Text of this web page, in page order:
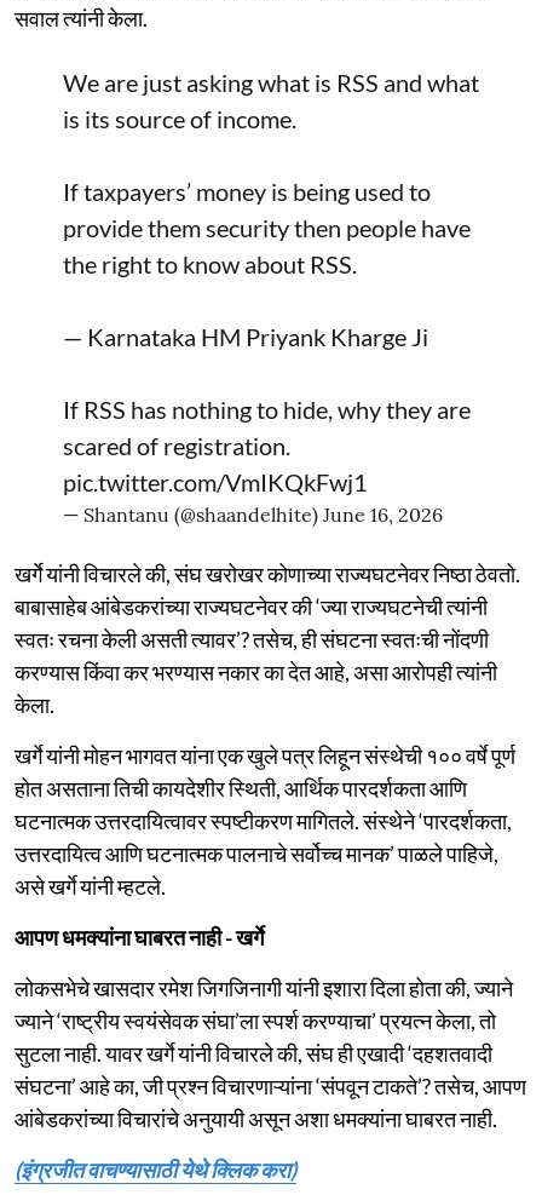
सवाल त्यांनी केला.
We are just asking what is RSS and what
is its source of income.
If taxpayers’ money is being used to
provide them security then people have
the right to know about RSS.
— Karnataka HM Priyank Kharge Ji
If RSS has nothing to hide, why they are
scared of registration.
pic.twitter.com/VmIKQkFwj1
— Shantanu (@shaandelhite) June 16, 2026
खर्गे यांनी विचारले की, संघ खरोखर कोणाच्या राज्यघटनेवर निष्ठा ठेवतो.
बाबासाहेब आंबेडकरांच्या राज्यघटनेवर की ‘ज्या राज्यघटनेची त्यांनी
स्वतः रचना केली असती त्यावर’? तसेच, ही संघटना स्वतःची नोंदणी
करण्यास किंवा कर भरण्यास नकार का देत आहे, असा आरोपही त्यांनी
केला.
खर्गे यांनी मोहन भागवत यांना एक खुले पत्र लिहून संस्थेची १०० वर्षे पूर्ण
होत असताना तिची कायदेशीर स्थिती, आर्थिक पारदर्शकता आणि
घटनात्मक उत्तरदायित्वावर स्पष्टीकरण मागितले. संस्थेने ‘पारदर्शकता,
उत्तरदायित्व आणि घटनात्मक पालनाचे सर्वोच्च मानक’ पाळले पाहिजे,
असे खर्गे यांनी म्हटले.
आपण धमक्यांना घाबरत नाही - खर्गे
लोकसभेचे खासदार रमेश जिगजिनागी यांनी इशारा दिला होता की, ज्याने
ज्याने ‘राष्ट्रीय स्वयंसेवक संघा’ला स्पर्श करण्याचा’ प्रयत्न केला, तो
सुटला नाही. यावर खर्गे यांनी विचारले की, संघ ही एखादी ‘दहशतवादी
संघटना’ आहे का, जी प्रश्न विचारणाऱ्यांना ‘संपवून टाकते’? तसेच, आपण
आंबेडकरांच्या विचारांचे अनुयायी असून अशा धमक्यांना घाबरत नाही.
(इंग्रजीत वाचण्यासाठी येथे क्लिक करा)